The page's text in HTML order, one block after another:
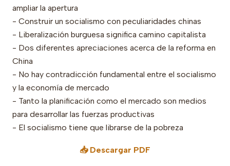
ampliar la apertura
- Construir un socialismo con peculiaridades chinas
- Liberalización burguesa significa camino capitalista
- Dos diferentes apreciaciones acerca de la reforma en
China
- No hay contradicción fundamental entre el socialismo
y la economía de mercado
- Tanto la planificación como el mercado son medios
para desarrollar las fuerzas productivas
- El socialismo tiene que librarse de la pobreza
📥 Descargar PDF